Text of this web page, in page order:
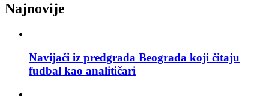
Najnovije
Navijači iz predgrađa Beograda koji čitaju
fudbal kao analitičari